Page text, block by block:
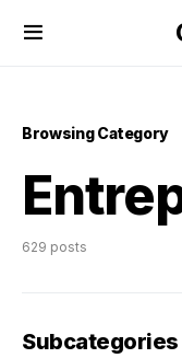
Browsing Category
629 posts
Subcategories